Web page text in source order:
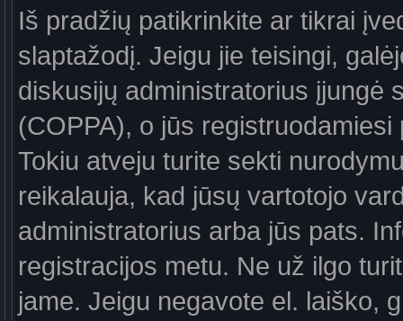
Iš pradžių patikrinkite ar tikrai
slaptažodį. Jeigu jie teisingi,
diskusijų administratorius įjungė
(COPPA), o jūs
Tokiu atveju turite sekti
reikalauja, kad jūsų vartotojo
administratorius arba jūs pats.
registracijos metu. Ne už ilgo
jame. Jeigu negavote el. laiško,